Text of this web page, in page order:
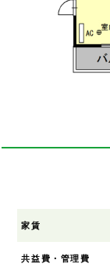
家賃
共益費・管理費